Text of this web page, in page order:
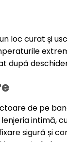
loc curat și
după
de pe
intimă,
sigură și